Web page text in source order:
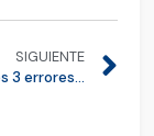
SIGUIENTE
Evita estos 3 errores comunes al momento de postular